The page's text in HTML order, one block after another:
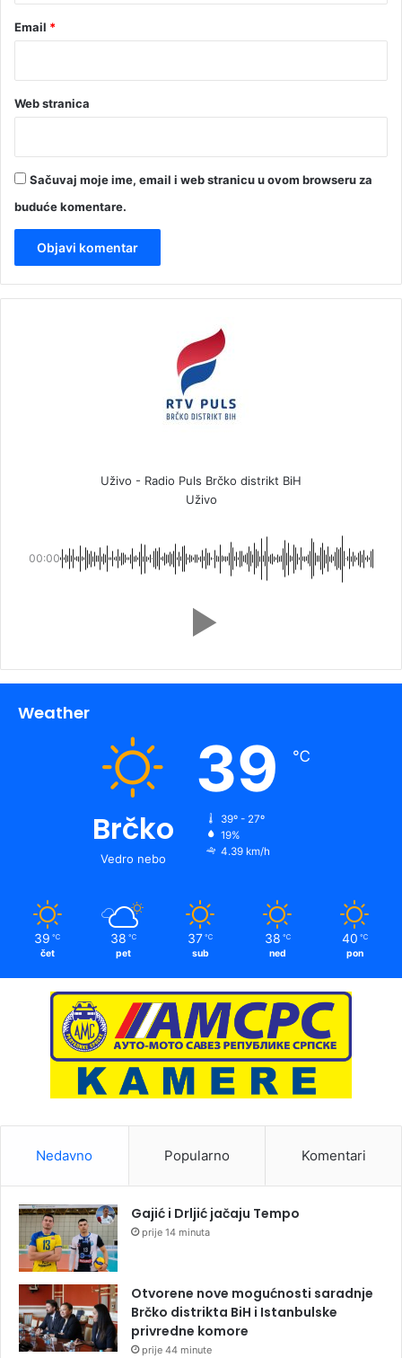
Email *
Web stranica
Sačuvaj moje ime, email i web stranicu u ovom browseru za
buduće komentare.
Uživo - Radio Puls Brčko distrikt BiH
Uživo
00:00
Weather
Brčko
Vedro nebo
39 ℃
39º - 27º
19%
4.39 km/h
39 ℃
čet
38 ℃
pet
37 ℃
sub
38 ℃
ned
40 ℃
pon
Nedavno Popularno Komentari
Gajić i Drljić jačaju Tempo
prije 14 minuta
Otvorene nove mogućnosti saradnje
Brčko distrikta BiH i Istanbulske
privredne komore
prije 44 minute